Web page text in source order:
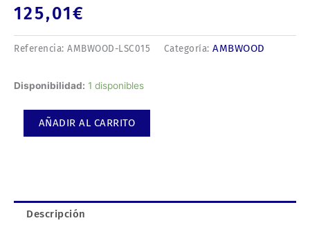
125,01€
Referencia: AMBWOOD-LSC015 Categoría: AMBWOOD
Disponibilidad: 1 disponibles
Palacio
Cibeles,
AÑADIR AL CARRITO
Descripción